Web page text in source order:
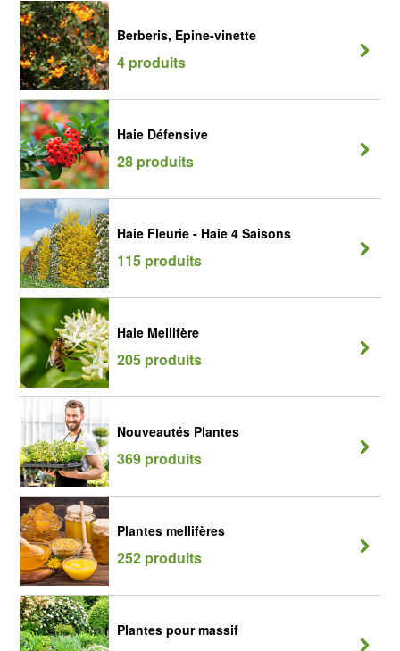
Berberis, Epine-vinette
4 produits
Haie Défensive
28 produits
Haie Fleurie - Haie 4 Saisons
115 produits
Haie Mellifère
205 produits
Nouveautés Plantes
369 produits
Plantes mellifères
252 produits
Plantes pour massif